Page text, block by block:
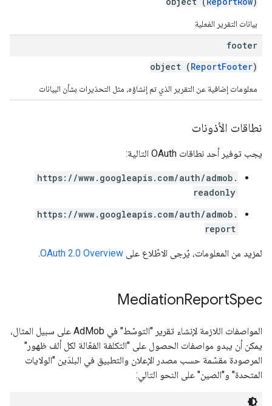
بيانات التقرير الفعلية
footer
object (ReportFooter)
معلومات إضافية عن التقرير الذي تم إنشاؤه، مثل التحذيرات بشأن البيانات
نطاقات الأذونات
يجب توفير أحد نطاقات OAuth التالية:
https://www.googleapis.com/auth/admob.
readonly
https://www.googleapis.com/auth/admob.
report
لمزيد من المعلومات، يُرجى الاطّلاع على OAuth 2.0 Overview
.
MediationReportSpec
المواصفات اللازمة لإنشاء تقرير "التوسّط" في AdMob على سبيل المثال،
يمكن أن يبدو مواصفات الحصول على "التكلفة الفعّالة لكل ألف ظهور"
المرصودة مقسّمة حسب مصدر الإعلان والتطبيق في البلدَين "الولايات
المتحدة" و"الصين" على النحو التالي: